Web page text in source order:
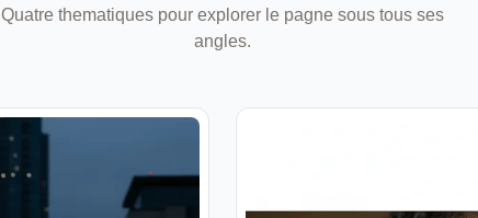
Quatre thematiques pour explorer le pagne sous tous ses
angles.